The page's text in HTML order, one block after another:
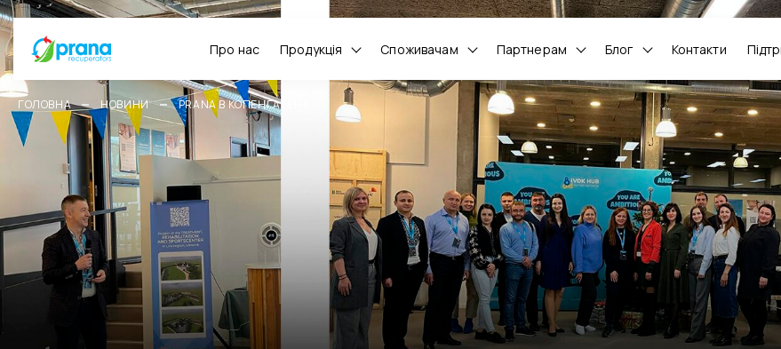
Про нас Продукція Споживачам Партнерам Блог Контакти
ГОЛОВНА НОВИНИ PRANA В КОПЕНГАГЕНІ!